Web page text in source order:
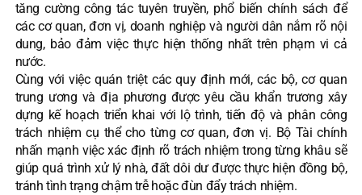
tăng cường công tác tuyên truyền, phổ biến chính sách để
các cơ quan, đơn vị, doanh nghiệp và người dân nắm rõ nội
dung, bảo đảm việc thực hiện thống nhất trên phạm vi cả
nước.
Cùng với việc quán triệt các quy định mới, các bộ, cơ quan
trung ương và địa phương được yêu cầu khẩn trương xây
dựng kế hoạch triển khai với lộ trình, tiến độ và phân công
trách nhiệm cụ thể cho từng cơ quan, đơn vị. Bộ Tài chính
nhấn mạnh việc xác định rõ trách nhiệm trong từng khâu sẽ
giúp quá trình xử lý nhà, đất dôi dư được thực hiện đồng bộ,
tránh tình trạng chậm trễ hoặc đùn đẩy trách nhiệm.